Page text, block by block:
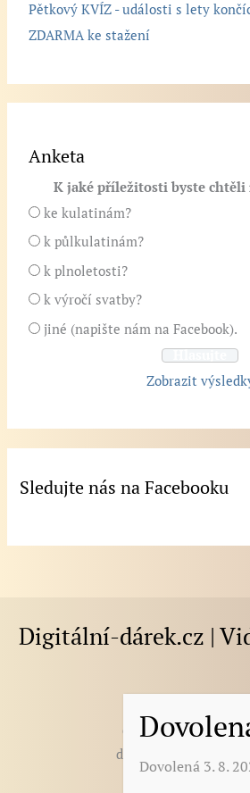
Pětkový KVÍZ - události s lety
ZDARMA ke stažení
Anketa
K jaké příležitosti byste
ke kulatinám?
k půlkulatinám?
k plnoletosti?
k výročí svatby?
jiné (napište nám na Facebook).
Zobrazit
Sledujte nás na Facebooku
Digitální-dárek.cz |
darek@digitalni-
digitalni-
Dovolená 3. 8.